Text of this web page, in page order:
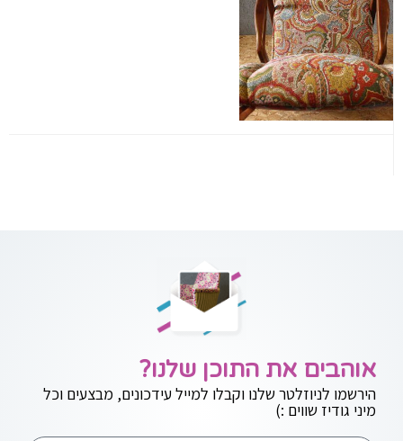
אוהבים את התוכן שלנו?
הירשמו לניוזלטר שלנו וקבלו למייל עידכונים, מבצעים וכל
מיני גודיז שווים :)